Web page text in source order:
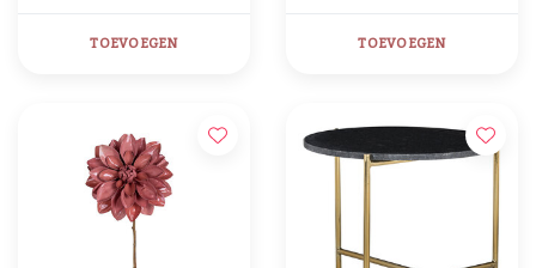
TOEVOEGEN TOEVOEGEN